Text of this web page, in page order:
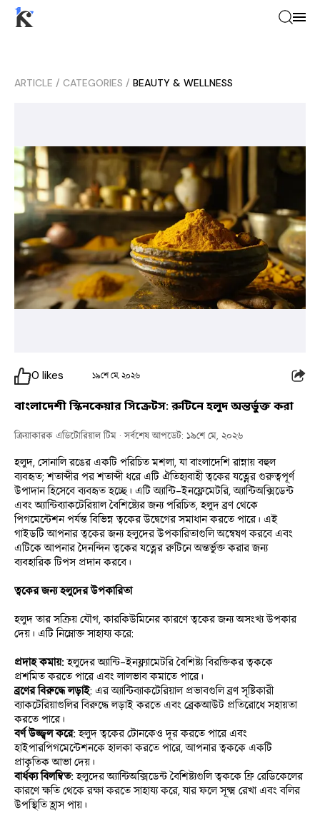
ARTICLE / CATEGORIES / BEAUTY & WELLNESS
0 likes ১৯শে মে, ২০২৬
বাংলাদেশী স্কিনকেয়ার সিক্রেটস: রুটিনে হলুদ অন্তর্ভুক্ত করা
ক্রিয়াকারক এডিটোরিয়াল টিম · সর্বশেষ আপডেট: ১৯শে মে, ২০২৬
হলুদ, সোনালি রঙের একটি পরিচিত মশলা, যা বাংলাদেশি রান্নায় বহুল
ব্যবহৃত; শতাব্দীর পর শতাব্দী ধরে এটি ঐতিহ্যবাহী ত্বকের যত্নের গুরুত্বপূর্ণ
উপাদান হিসেবে ব্যবহৃত হচ্ছে। এটি অ্যান্টি-ইনফ্লেমেটরি, অ্যান্টিঅক্সিডেন্ট
এবং অ্যান্টিব্যাকটেরিয়াল বৈশিষ্ট্যের জন্য পরিচিত, হলুদ ব্রণ থেকে
পিগমেন্টেশন পর্যন্ত বিভিন্ন ত্বকের উদ্বেগের সমাধান করতে পারে। এই
গাইডটি আপনার ত্বকের জন্য হলুদের উপকারিতাগুলি অন্বেষণ করবে এবং
এটিকে আপনার দৈনন্দিন ত্বকের যত্নের রুটিনে অন্তর্ভুক্ত করার জন্য
ব্যবহারিক টিপস প্রদান করবে।
ত্বকের জন্য হলুদের উপকারিতা
হলুদ তার সক্রিয় যৌগ, কারকিউমিনের কারণে ত্বকের জন্য অসংখ্য উপকার
দেয়। এটি নিম্নোক্ত সাহায্য করে:
প্রদাহ কমায়: হলুদের অ্যান্টি-ইনফ্ল্যামেটরি বৈশিষ্ট্য বিরক্তিকর ত্বককে
প্রশমিত করতে পারে এবং লালভাব কমাতে পারে।
ব্রণের বিরুদ্ধে লড়াই: এর অ্যান্টিব্যাকটেরিয়াল প্রভাবগুলি ব্রণ সৃষ্টিকারী
ব্যাকটেরিয়াগুলির বিরুদ্ধে লড়াই করতে এবং ব্রেকআউট প্রতিরোধে সহায়তা
করতে পারে।
বর্ণ উজ্জ্বল করে: হলুদ ত্বকের টোনকেও দূর করতে পারে এবং
হাইপারপিগমেন্টেশনকে হালকা করতে পারে, আপনার ত্বককে একটি
প্রাকৃতিক আভা দেয়।
বার্ধক্য বিলম্বিত: হলুদের অ্যান্টিঅক্সিডেন্ট বৈশিষ্ট্যগুলি ত্বককে ফ্রি রেডিকেলের
কারণে ক্ষতি থেকে রক্ষা করতে সাহায্য করে, যার ফলে সূক্ষ্ম রেখা এবং বলির
উপস্থিতি হ্রাস পায়।